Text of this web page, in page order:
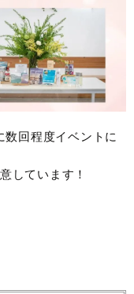
回程度イベントに
しています！